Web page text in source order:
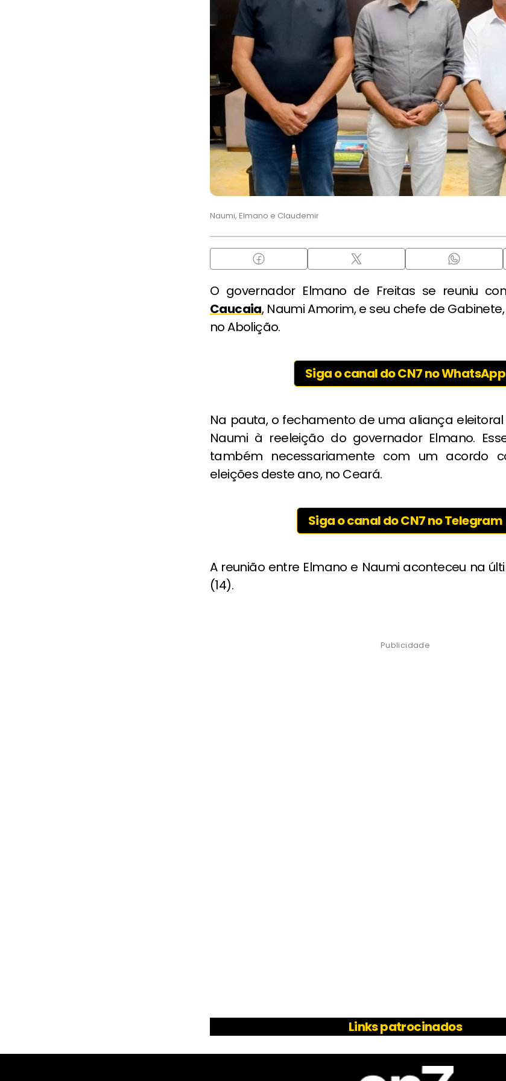
Naumi, Elmano e Claudemir
O governador Elmano de Freitas se reuniu
Caucaia, Naumi Amorim, e seu chefe de
no Abolição.
Siga o canal do CN7 no WhatsApp
Na pauta, o fechamento de uma aliança
Naumi à reeleição do governador Elmano.
também necessariamente com um acordo
eleições deste ano, no Ceará.
Siga o canal do CN7 no Telegram
A reunião entre Elmano e Naumi aconteceu na
(14).
Publicidade
Links patrocinados